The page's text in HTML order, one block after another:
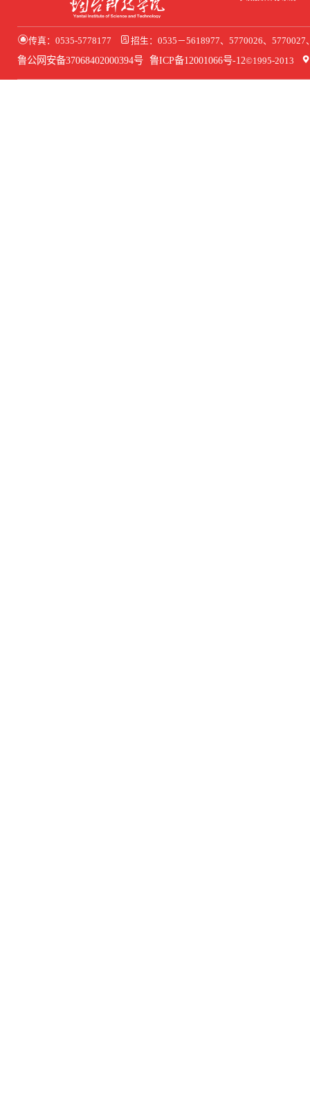
传真：0535-5778177 招生：0535－5618977、5770026、
鲁公网安备37068402000394号 鲁ICP备12001066号-12©1995-2013